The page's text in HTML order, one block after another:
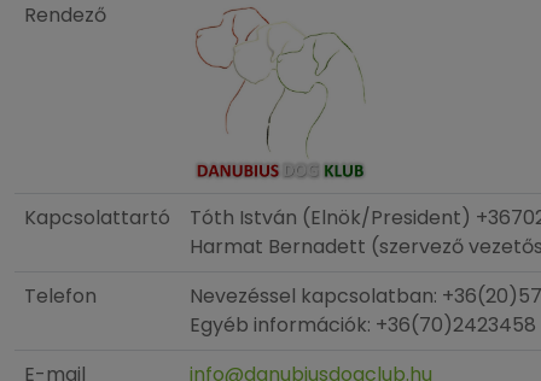
Rendező
Kapcsolattartó
Tóth István (Elnök/President)
Harmat Bernadett (szervező
Telefon
Nevezéssel kapcsolatban:
Egyéb információk: +36(70)2423458
E-mail
info@danubiusdogclub.hu